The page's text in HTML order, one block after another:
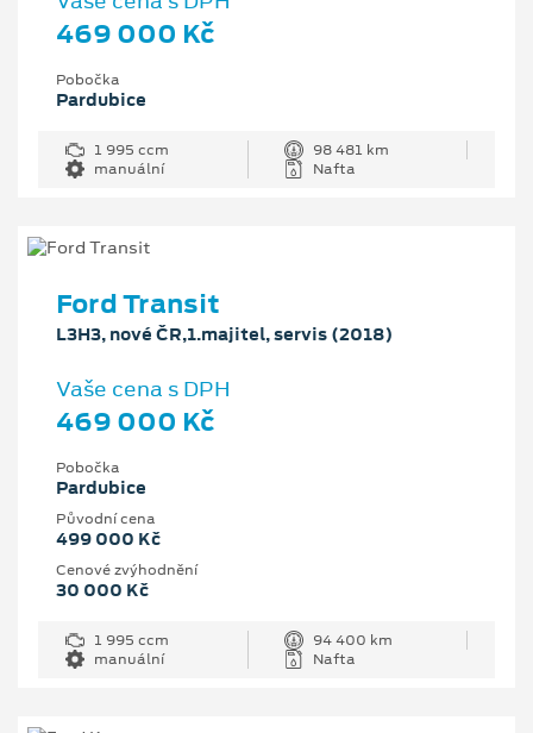
469 000 Kč
Pobočka
Pardubice
1 995 ccm
98 481 km
manuální
Nafta
Ford Transit
L3H3, nové ČR,1.majitel, servis (2018)
Vaše cena s DPH
469 000 Kč
Pobočka
Pardubice
Původní cena
499 000 Kč
Cenové zvýhodnění
30 000 Kč
1 995 ccm
94 400 km
manuální
Nafta